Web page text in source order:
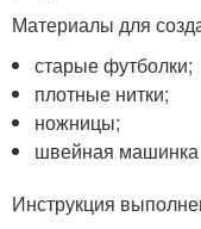
Материалы для
старые футболки;
плотные нитки;
ножницы;
швейная
Инструкция